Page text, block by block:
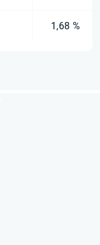
1,68 %